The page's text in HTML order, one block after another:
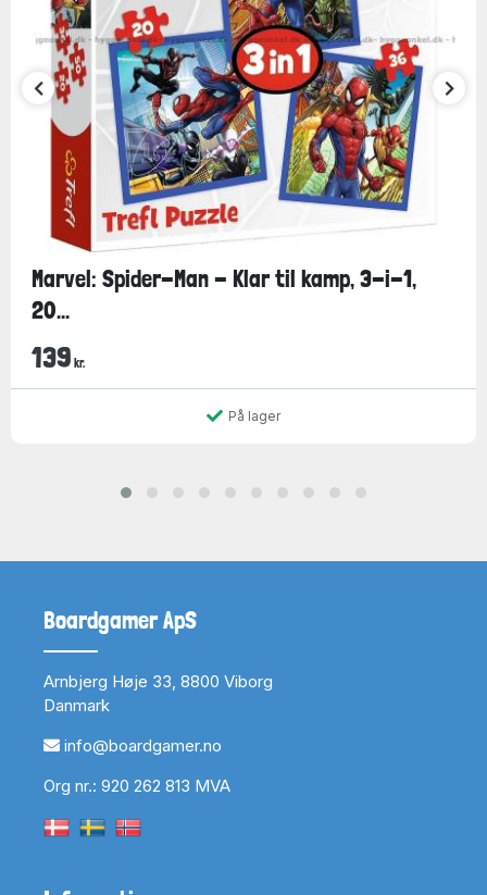
Marvel: Spider-Man - Klar til kamp, 3-i-1,
20...
139 kr.
På lager
Boardgamer ApS
Arnbjerg Høje 33, 8800 Viborg
Danmark
info@boardgamer.no
Org nr.: 920 262 813 MVA